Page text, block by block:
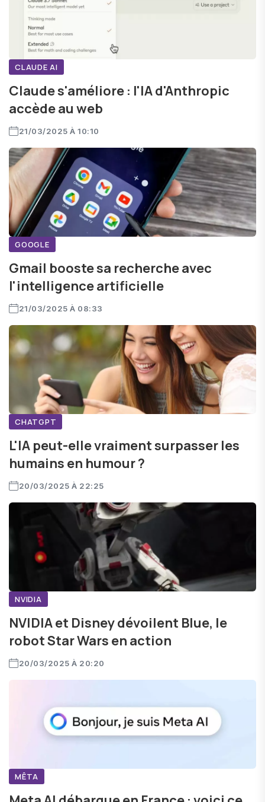
CLAUDE AI
Claude s'améliore : l'IA d'Anthropic
accède au web
21/03/2025 À 10:10
GOOGLE
Gmail booste sa recherche avec
l'intelligence artificielle
21/03/2025 À 08:33
CHATGPT
L'IA peut-elle vraiment surpasser les
humains en humour ?
20/03/2025 À 22:25
NVIDIA
NVIDIA et Disney dévoilent Blue, le
robot Star Wars en action
20/03/2025 À 20:20
MÊTA